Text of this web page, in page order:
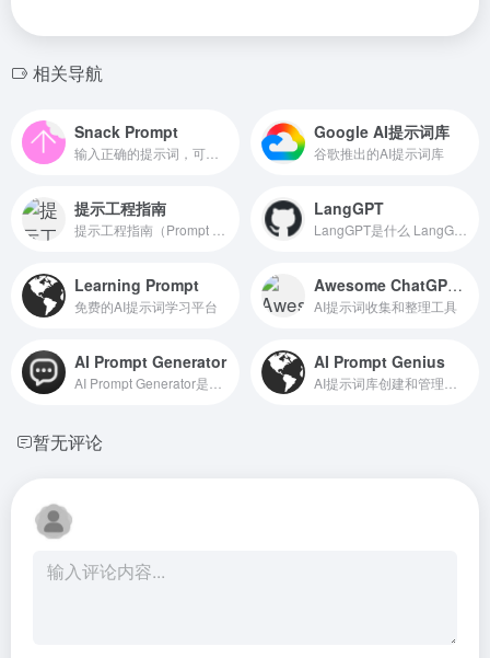
相关导航
Snack Prompt Google AI提示词库
谷歌推出的AI提示词库
提示工程指南 LangGPT
Learning Prompt
免费的AI提示词学习平台
Awesome ChatGPT Prompts
AI提示词收集和整理工具
AI Prompt Generator AI Prompt Genius
暂无评论